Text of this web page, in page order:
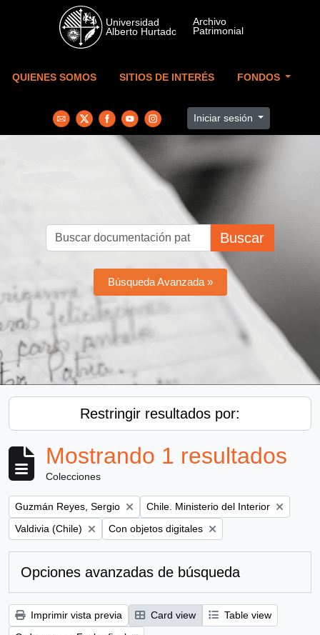
Skip to main content
QUIENES SOMOS SITIOS DE INTERÉS FONDOS
Iniciar sesión
Buscar
Búsqueda Avanzada »
Restringir resultados por:
Mostrando 1 resultados
Colecciones
Remove filter:
Guzmán Reyes, Sergio Remove filter:
Chile. Ministerio del Interior
Remove filter:
Valdivia (Chile) Remove filter:
Con objetos digitales
Opciones avanzadas de búsqueda
Imprimir vista previa Card view
Table view